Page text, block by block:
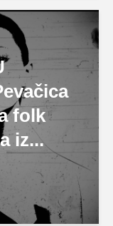
folk
iz...